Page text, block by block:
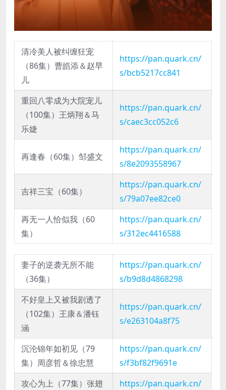
清冷美人被纠缠狂宠
（86集）曹皓添＆赵早
儿
https://pan.quark.cn/
s/bcb5217cc841
重回八零成为大院宠儿
（100集）王炳翔＆马
乐婕
https://pan.quark.cn/
s/caec3cc052c6
再逢春（60集）邹盛文
https://pan.quark.cn/
s/8e2093558967
吉祥三宝（60集）
https://pan.quark.cn/
s/79a07ee82ce0
再无一人恰似我（60
集）
https://pan.quark.cn/
s/312ec4416588
妻子的逆袭无所不能
（36集）
https://pan.quark.cn/
s/b9d8d4868298
不好皇上又被我剧透了
（102集）王康＆潘钰
涵
https://pan.quark.cn/
s/e263104a8f75
沉沦锦年如初见（79
集）周彦哲＆徐忠慧
https://pan.quark.cn/
s/f3bf82f9691e
攻心为上（77集）张翅
https://pan.quark.cn/